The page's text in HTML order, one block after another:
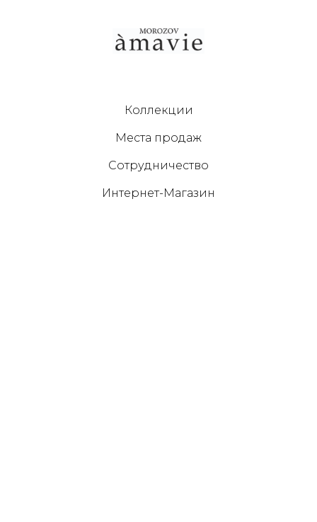
Коллекции
Места продаж
Сотрудничество
Интернет-Магазин